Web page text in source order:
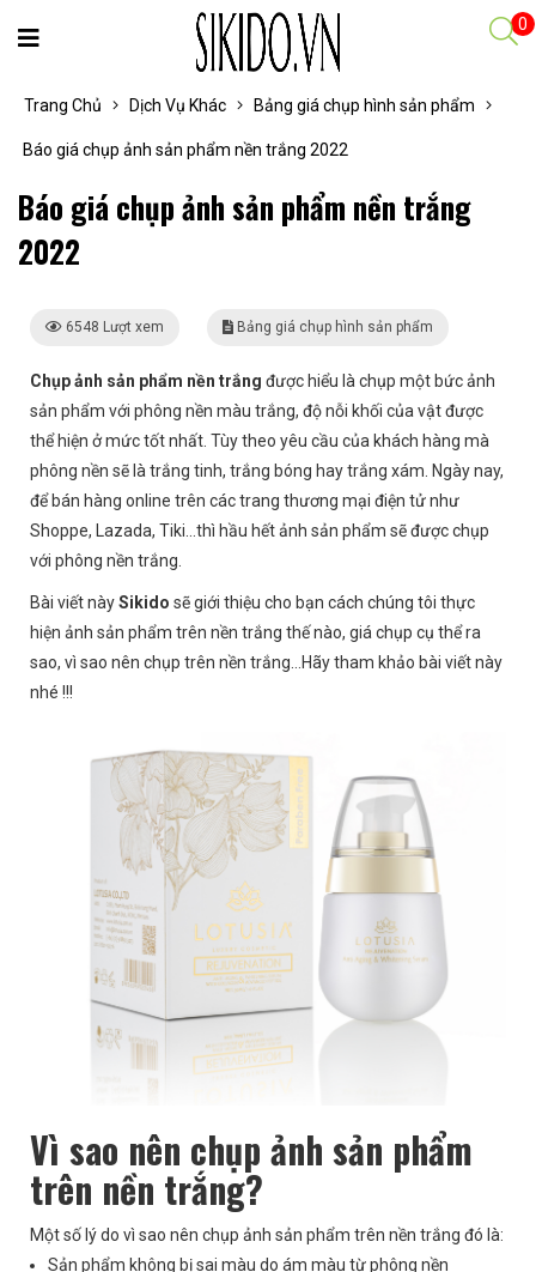
0
Trang Chủ Dịch Vụ Khác Bảng giá chụp hình sản phẩm
Báo giá chụp ảnh sản phẩm nền trắng 2022
Báo giá chụp ảnh sản phẩm nền trắng
2022
6548 Lượt xem Bảng giá chụp hình sản phẩm
Chụp ảnh sản phẩm nền trắng được hiểu là chụp một bức ảnh
sản phẩm với phông nền màu trắng, độ nỗi khối của vật được
thể hiện ở mức tốt nhất. Tùy theo yêu cầu của khách hàng mà
phông nền sẽ là trắng tinh, trắng bóng hay trắng xám. Ngày nay,
để bán hàng online trên các trang thương mại điện tử như
Shoppe, Lazada, Tiki…thì hầu hết ảnh sản phẩm sẽ được chụp
với phông nền trắng.
Bài viết nàySikido sẽ giới thiệu cho bạn cách chúng tôi thực
hiện ảnh sản phẩm trên nền trắng thế nào, giá chụp cụ thể ra
sao, vì sao nên chụp trên nền trắng…Hãy tham khảo bài viết này
nhé !!!
Vì sao nên chụp ảnh sản phẩm
trên nền trắng?
Một số lý do vì sao nên chụp ảnh sản phẩm trên nền trắng đó là:
Sản phẩm không bị sai màu do ám màu từ phông nền